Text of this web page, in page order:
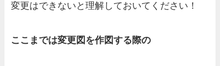
変更はできないと理解しておいてください！
ここまでは変更図を作図する際の